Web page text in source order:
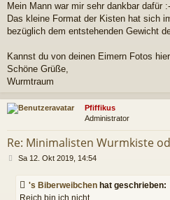
Mein Mann war mir sehr dankbar dafür
Das kleine Format der Kisten hat sich
bezüglich dem entstehenden Gewicht
Kannst du von deinen Eimern Fotos
Schöne Grüße,
Wurmtraum
Pfiffikus
Administrator
Re: Minimalisten Wurmkiste
BSa 12. Okt 2019, 14:54
's Biberweibchen hat geschrieben: